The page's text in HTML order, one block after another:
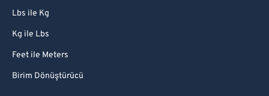
Lbs ile Kg
Kg ile Lbs
Feet ile Meters
Birim Dönüştürücü